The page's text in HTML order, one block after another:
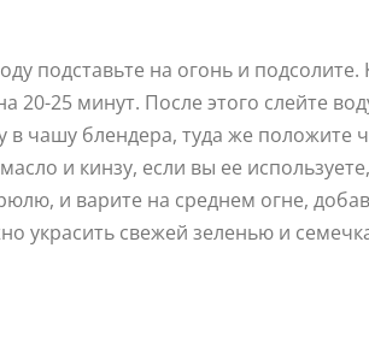
подставьте на огонь и подсолите.
20-25 минут. После этого слейте
чашу блендера, туда же положите
и кинзу, если вы ее
и варите на среднем огне,
украсить свежей зеленью и